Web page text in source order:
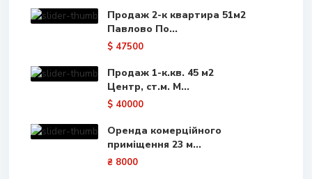
Продаж 2-к квартира 51м2
Павлово По...
$ 47500
Продаж 1-к.кв. 45 м2
Центр, ст.м. М...
$ 40000
Оренда комерційного
приміщення 23 м...
₴ 8000